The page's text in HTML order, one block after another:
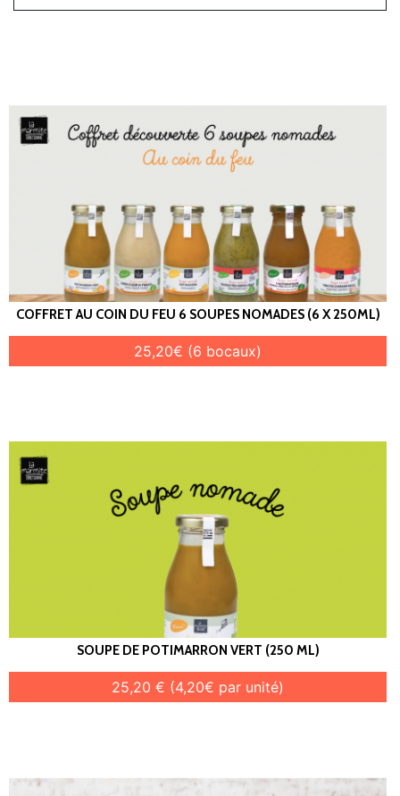
COFFRET AU COIN DU FEU 6 SOUPES NOMADES (6 X 250ML)
25,20€ (6 bocaux)
SOUPE DE POTIMARRON VERT (250 ML)
25,20 € (4,20€ par unité)